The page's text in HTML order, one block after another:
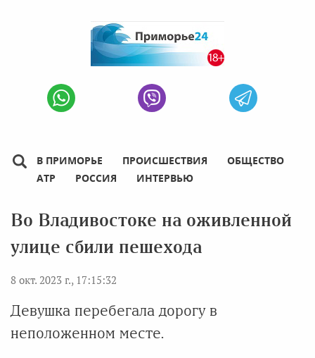
В ПРИМОРЬЕ ПРОИСШЕСТВИЯ
ОБЩЕСТВО
АТР
РОССИЯ ИНТЕРВЬЮ
Во Владивостоке на оживленной
улице сбили пешехода
8 окт. 2023 г., 17:15:32
Девушка перебегала дорогу в
неположенном месте.